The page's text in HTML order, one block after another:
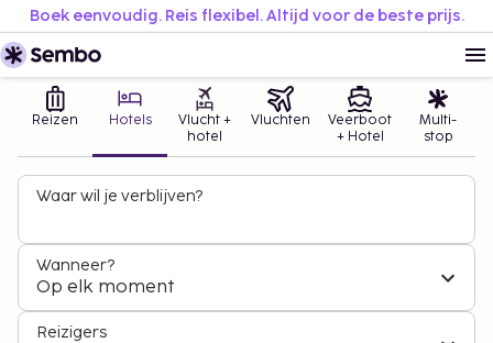
Boek eenvoudig. Reis flexibel. Altijd voor de beste prijs.
Reizen Hotels
Vlucht +
hotel
Vluchten
Veerboot
+ Hotel
Multi-
stop
Waar wil je verblijven?
Wanneer?
Op elk moment
Reizigers